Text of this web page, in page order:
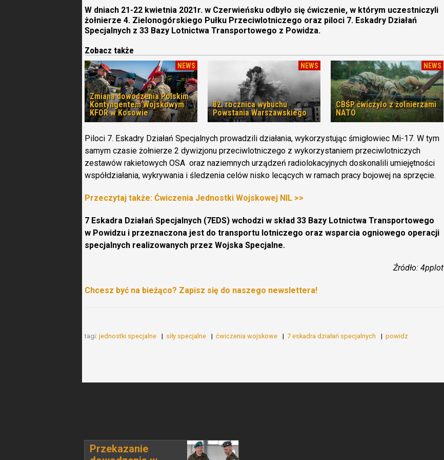
W dniach 21-22 kwietnia 2021r. w Czerwieńsku odbyło się ćwiczenie, w którym uczestniczyli
żołnierze 4. Zielonogórskiego Pułku Przeciwlotniczego oraz piloci 7. Eskadry Działań
Specjalnych z 33 Bazy Lotnictwa Transportowego z Powidza.
Zobacz także
NEWS
Zmiana dowodzenia Polskim
Kontyngentem Wojskowym
KFOR w Kosowie
NEWS
82. rocznica wybuchu
Powstania Warszawskiego
NEWS
CBŚP ćwiczyło z żołnierzami
NATO
Piloci 7. Eskadry Działań Specjalnych prowadzili działania, wykorzystując śmigłowiec Mi-17. W tym
samym czasie żołnierze 2 dywizjonu przeciwlotniczego z wykorzystaniem przeciwlotniczych
zestawów rakietowych OSA oraz naziemnych urządzeń radiolokacyjnych doskonalili umiejętności
współdziałania, wykrywania i śledzenia celów nisko lecących w ramach pracy bojowej na sprzęcie.
Przeczytaj także: Ćwiczenia Jednostki Wojskowej NIL >>
7 Eskadra Działań Specjalnych (7EDS) wchodzi w skład 33 Bazy Lotnictwa Transportowego
w Powidzu i przeznaczona jest do transportu lotniczego oraz wsparcia ogniowego operacji
specjalnych realizowanych przez Wojska Specjalne.
Źródło: 4pplot
Chcesz być na bieżąco? Zapisz się do naszego newslettera!
tagi: jednostki specjalne siły specjalne ćwiczenia wojskowe 7 eskadra działań specjalnych powidz
Przekazanie